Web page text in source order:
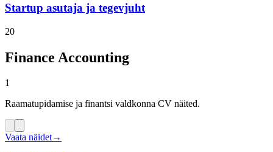
Startup asutaja ja tegevjuht
20
Finance Accounting
1
Raamatupidamise ja finantsi valdkonna CV näited.
Vaata näidet→